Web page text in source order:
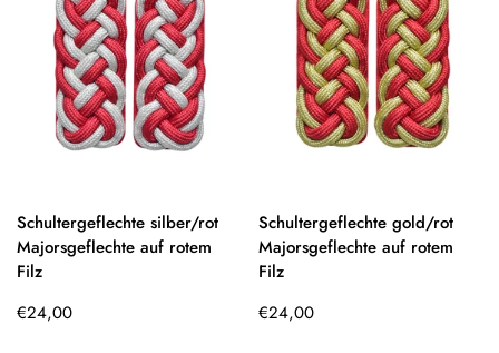
Schultergeflechte silber/rot
Majorsgeflechte auf rotem
Filz
Regulärer
€24,00
Schultergeflechte gold/rot
Majorsgeflechte auf rotem
Filz
Regulärer
€24,00